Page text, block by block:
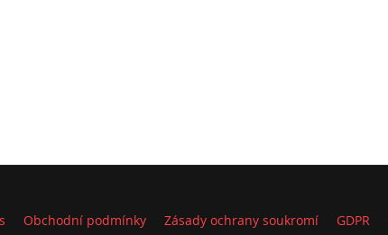
Obchodní podmínky Zásady ochrany soukromí GDPR